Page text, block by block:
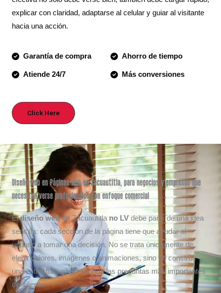
explicar con claridad, adaptarse al celular y guiar al visitante
hacia una acción.
Garantía de compra
Atiende 24/7
Ahorro de tiempo
Más conversiones
Click Here
Diseño web en Páginas web en Zacuautitla, para negocios y empresas que
necesitan verse profesionales con enfoque comercial
Eldiseño web enZacuautitla no LV debe partir de una idea
sencilla: cada sección de la página tiene que ayudar al
usuario a tomar una decisión. No se trata únicamente de
elegir colores, imágenes o animaciones, sino de construir
una estructura que responda las preguntas más importantes
del cliente.